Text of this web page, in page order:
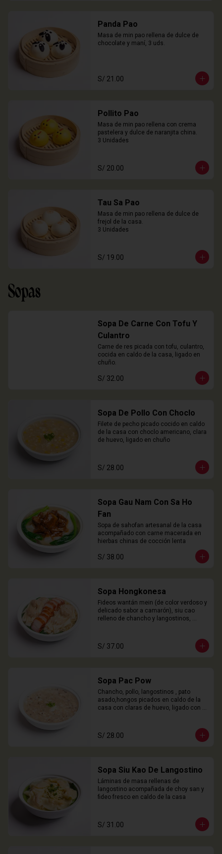
Panda Pao
Masa de min pao rellena de dulce de
chocolate y maní, 3 uds.
S/ 21.00
Pollito Pao
Masa de min pao rellena con crema
pastelera y dulce de naranjita china.
3 Unidades
S/ 20.00
Tau Sa Pao
Masa de min pao rellena de dulce de
frejol de la casa.
3 Unidades
S/ 19.00
Sopas
Sopa De Carne Con Tofu Y
Culantro
Carne de res picada con tofu, culantro,
cocida en caldo de la casa, ligado en
chuño.
S/ 32.00
Sopa De Pollo Con Choclo
Filete de pecho picado cocido en caldo
de la casa con choclo americano, clara
de huevo, ligado en chuño
S/ 28.00
Sopa Gau Nam Con Sa Ho
Fan
Sopa de sahofan artesanal de la casa
acompañado con carne macerada en
hierbas chinas de cocción lenta
S/ 38.00
Sopa Hongkonesa
Fideos wantán mein (de color verdoso y
delicado sabor a camarón), siu cao
relleno de chancho y langostinos,
casa.
S/ 37.00
Sopa Pac Pow
Chancho, pollo, langostinos , pato
asado,hongos picados en caldo de la
casa con claras de huevo, ligado con
S/ 28.00
Sopa Siu Kao De Langostino
Láminas de masa rellenas de
langostino acompañada de choy san y
fideo fresco en caldo de la casa
S/ 31.00